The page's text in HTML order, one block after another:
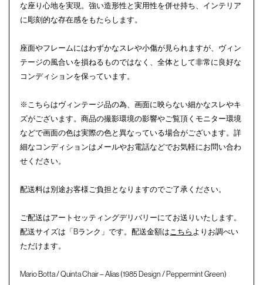
な座り心地を実現。強い造形性と実用性を併せ持ち、インテリア
に彫刻的な存在感をもたらします。
座面やフレームにはわずかなスレや小傷が見られますが、ヴィン
テージの風合いを損ねるものではなく、全体として非常に良好な
コンディションを保っています。
※こちらはヴィンテージ品の為、画面に映らない細かなスレやキ
ズがございます。商品の撮影環境の影響やご覧頂くモニター環境
などで画面の色は実際の色と異なっている場合がございます。詳
細なコンディションはメールやお電話などでお気軽にお問い合わ
せください。
配送料は別途お客様ご負担となりますのでご了承ください。
ご配送はアートセッティングデリバリーにてお送りいたします。
配送サイズは「Bランク」です。配送金額はこちらよりお調べい
ただけます。
Mario Botta / Quinta Chair – Alias (1985 Design / Peppermint Green)